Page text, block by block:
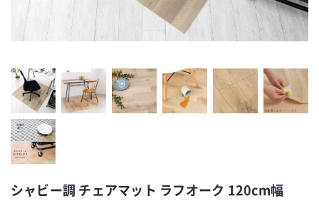
シャビー調 チェアマット ラフオーク 120cm幅